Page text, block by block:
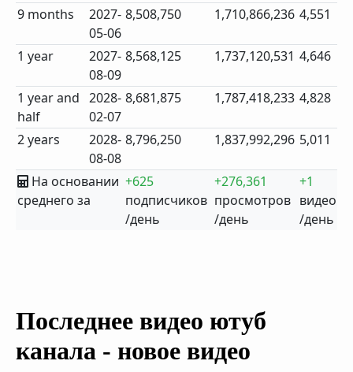
9 months
2027-
05-06
8,508,750 1,710,866,236 4,551
1 year
2027-
08-09
8,568,125 1,737,120,531 4,646
1 year and
half
2028-
02-07
8,681,875 1,787,418,233 4,828
2 years
2028-
08-08
8,796,250 1,837,992,296 5,011
На основании
среднего за
+625
подписчиков
/день
+276,361
просмотров
/день
+1
видео
/день
Последнее видео ютуб
канала - новое видео